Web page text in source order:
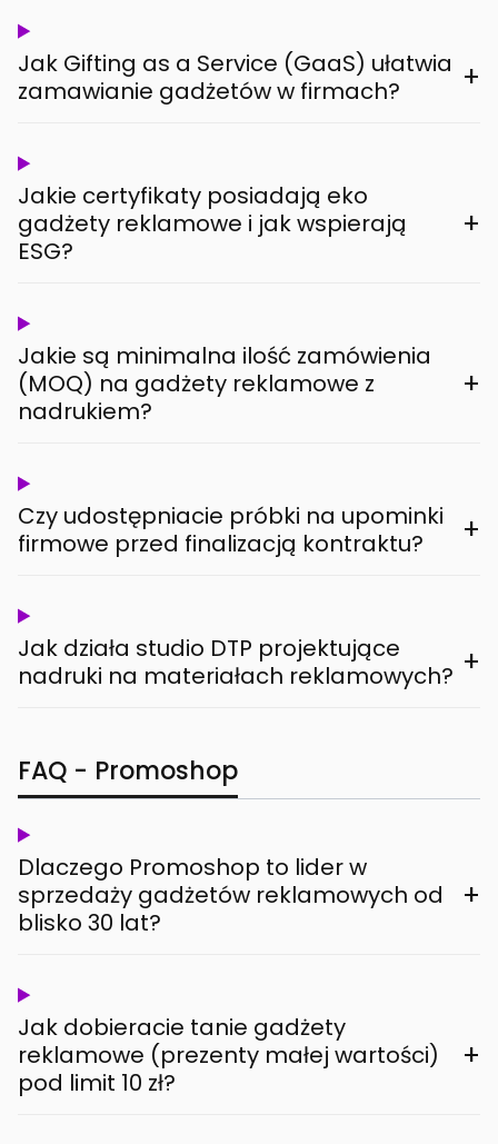
Jak Gifting as a Service (GaaS) ułatwia
zamawianie gadżetów w firmach?
+
Jakie certyfikaty posiadają eko
gadżety reklamowe i jak wspierają
ESG?
+
Jakie są minimalna ilość zamówienia
(MOQ) na gadżety reklamowe z
nadrukiem?
+
Czy udostępniacie próbki na upominki
firmowe przed finalizacją kontraktu?
+
Jak działa studio DTP projektujące
nadruki na materiałach reklamowych? +
FAQ - Promoshop
Dlaczego Promoshop to lider w
sprzedaży gadżetów reklamowych od
blisko 30 lat?
+
Jak dobieracie tanie gadżety
reklamowe (prezenty małej wartości)
pod limit 10 zł?
+